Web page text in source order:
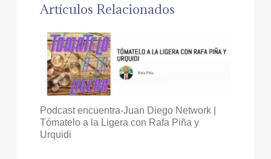
Artículos Relacionados
Podcast encuentra-Juan Diego Network |
Tómatelo a la Ligera con Rafa Piña y
Urquidi